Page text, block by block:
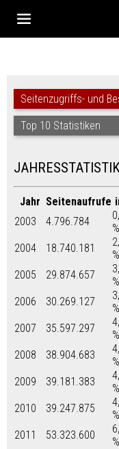
Seitenzugriffs- und
Top 10 Statistiken
Jahr Seitenaufrufe
2003
4.796.784
%
2004
18.740.181
%
2005
29.874.657
%
2006
30.269.127
%
2007
35.597.297
%
2008
38.904.683
%
2009
39.181.383
%
2010
39.247.875
%
2011
53.323.600
%